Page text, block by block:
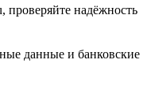
проверяйте надёжность
данные и банковские